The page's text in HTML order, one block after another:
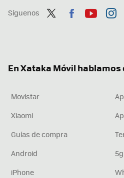
Síguenos
En Xataka Móvil hablamos
Movistar
Xiaomi
Guías de compra
Android
5g
iPhone